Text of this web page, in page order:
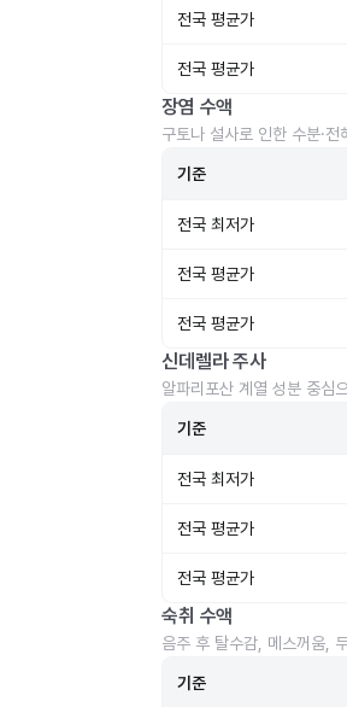
전국 평균가
전국 평균가
장염 수액
구토나 설사로 인한 수분·
기준
전국 최저가
전국 평균가
전국 평균가
신데렐라 주사
알파리포산 계열 성분 중심
기준
전국 최저가
전국 평균가
전국 평균가
숙취 수액
음주 후 탈수감, 메스꺼움,
기준